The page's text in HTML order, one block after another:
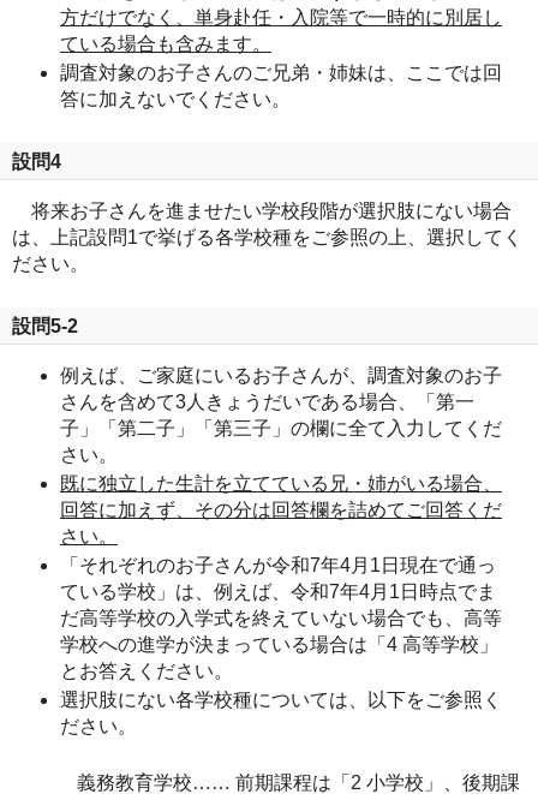
方だけでなく、単身赴任・入院等で一時的に別居し
ている場合も含みます。
調査対象のお子さんのご兄弟・姉妹は、ここでは回
答に加えないでください。
設問4
将来お子さんを進ませたい学校段階が選択肢にない場合
は、上記設問1で挙げる各学校種をご参照の上、選択してく
ださい。
設問5-2
例えば、ご家庭にいるお子さんが、調査対象のお子
さんを含めて3人きょうだいである場合、「第一
子」「第二子」「第三子」の欄に全て入力してくだ
さい。
既に独立した生計を立てている兄・姉がいる場合、
回答に加えず、その分は回答欄を詰めてご回答くだ
さい。
「それぞれのお子さんが令和7年4月1日現在で通っ
ている学校」は、例えば、令和7年4月1日時点でま
だ高等学校の入学式を終えていない場合でも、高等
学校への進学が決まっている場合は「4 高等学校」
とお答えください。
選択肢にない各学校種については、以下をご参照く
ださい。
義務教育学校…… 前期課程は「2 小学校」、後期課